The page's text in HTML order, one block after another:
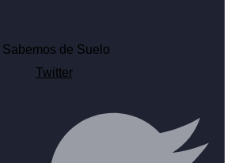
Sabemos de Suelo
Twitter